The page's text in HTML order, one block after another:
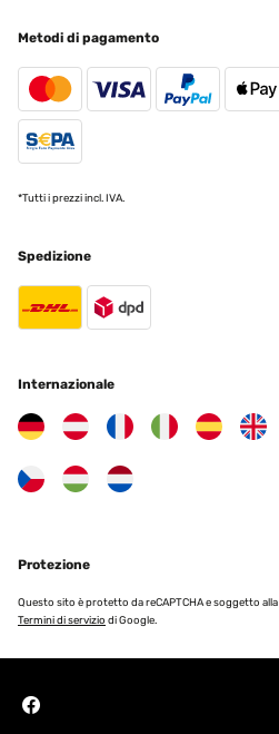
Metodi di pagamento
*Tutti i prezzi incl. IVA.
Spedizione
Internazionale
Protezione
Questo sito è protetto da reCAPTCHA e soggetto alla
Termini di servizio di Google.